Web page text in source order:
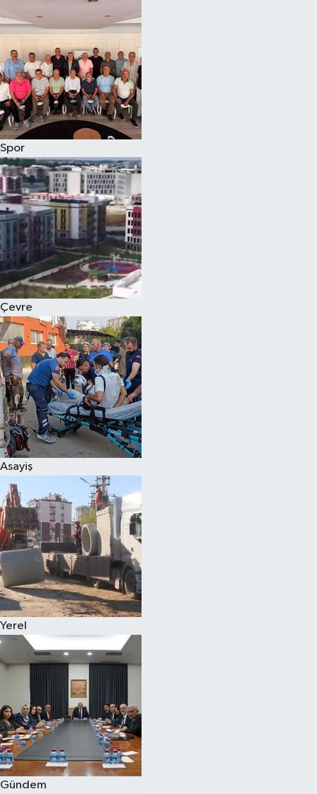
Spor
Çevre
Asayiş
Yerel
Gündem
Magazin
Özel
Resmi İlanlar
Sağlık
Siyaset
Spor
Yaşam
Yerel Yönetimler
Yurttan